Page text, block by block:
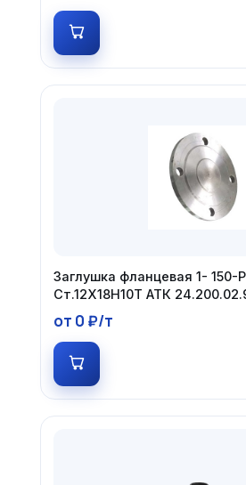
Заглушка фланцевая 1- 150-
Ст.12Х18Н10Т АТК
от 0 ₽/т